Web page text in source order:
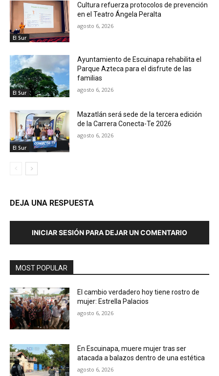
El Sur
Cultura refuerza protocolos de prevención
en el Teatro Ángela Peralta
agosto 6, 2026
El Sur
Ayuntamiento de Escuinapa rehabilita el
Parque Azteca para el disfrute de las
familias
agosto 6, 2026
El Sur
Mazatlán será sede de la tercera edición
de la Carrera Conecta-Te 2026
agosto 6, 2026
DEJA UNA RESPUESTA
INICIAR SESIÓN PARA DEJAR UN COMENTARIO
MOST POPULAR
El cambio verdadero hoy tiene rostro de
mujer: Estrella Palacios
agosto 6, 2026
En Escuinapa, muere mujer tras ser
atacada a balazos dentro de una estética
agosto 6, 2026